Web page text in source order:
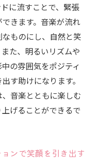
に流すことで、緊張
きます。音楽が流れ
ものにし、自然と笑
た、明るいリズムや
の雰囲気をポジティ
す助けになります。
音楽とともに楽しむ
げることができるで
ンで笑顔を引き出す